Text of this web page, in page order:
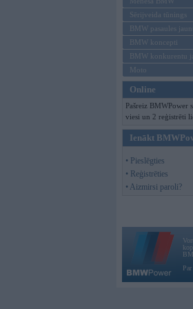
Sērijveida tūnings
BMW pasaules
BMW koncepti
BMW konkurentu
Moto
Online
Pašreiz BMWPower
viesi un 2 reģistrēti
Ienākt
• Pieslēgties
• Reģistrēties
• Aizmirsi paroli?